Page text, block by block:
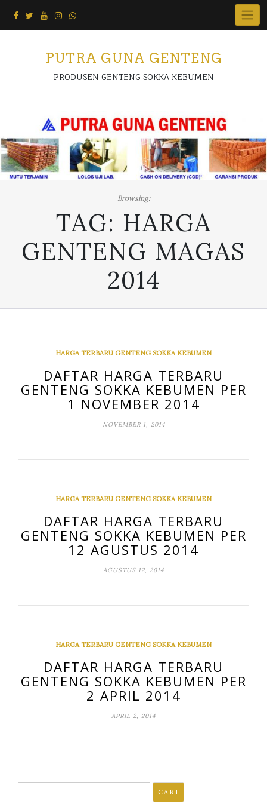
PUTRA GUNA GENTENG
PRODUSEN GENTENG SOKKA KEBUMEN
Browsing:
TAG: HARGA
GENTENG MAGAS
2014
HARGA TERBARU GENTENG SOKKA KEBUMEN
DAFTAR HARGA TERBARU
GENTENG SOKKA KEBUMEN PER
1 NOVEMBER 2014
NOVEMBER 1, 2014
HARGA TERBARU GENTENG SOKKA KEBUMEN
DAFTAR HARGA TERBARU
GENTENG SOKKA KEBUMEN PER
12 AGUSTUS 2014
AGUSTUS 12, 2014
HARGA TERBARU GENTENG SOKKA KEBUMEN
DAFTAR HARGA TERBARU
GENTENG SOKKA KEBUMEN PER
2 APRIL 2014
APRIL 2, 2014
untuk: